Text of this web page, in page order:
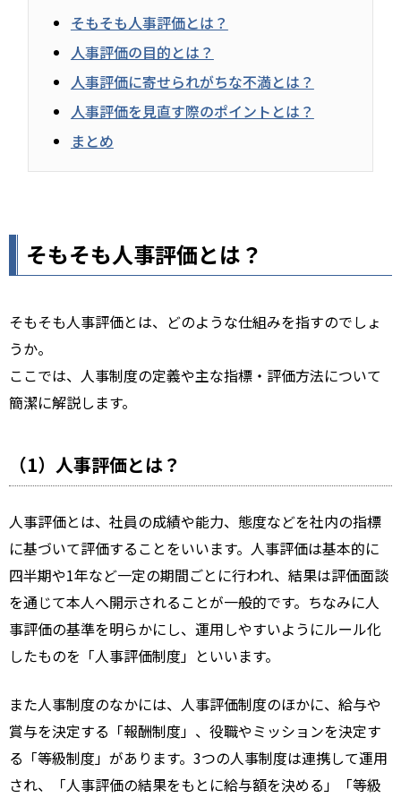
そもそも人事評価とは？
人事評価の目的とは？
人事評価に寄せられがちな不満とは？
人事評価を見直す際のポイントとは？
まとめ
そもそも人事評価とは？
そもそも人事評価とは、どのような仕組みを指すのでしょ
うか。
ここでは、人事制度の定義や主な指標・評価方法について
簡潔に解説します。
（1）人事評価とは？
人事評価とは、社員の成績や能力、態度などを社内の指標
に基づいて評価することをいいます。人事評価は基本的に
四半期や1年など一定の期間ごとに行われ、結果は評価面談
を通じて本人へ開示されることが一般的です。ちなみに人
事評価の基準を明らかにし、運用しやすいようにルール化
したものを「人事評価制度」といいます。
また人事制度のなかには、人事評価制度のほかに、給与や
賞与を決定する「報酬制度」、役職やミッションを決定す
る「等級制度」があります。3つの人事制度は連携して運用
され、「人事評価の結果をもとに給与額を決める」「等級